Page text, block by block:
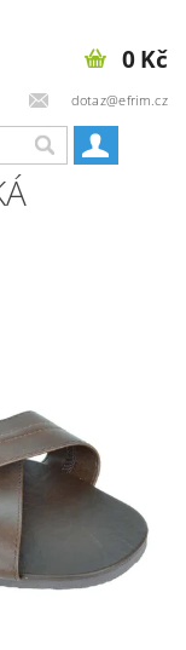
dotaz@efrim.cz
0 Kč